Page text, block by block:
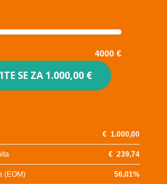
4000 €
SE ZA 1.000,00 €
€1.000,00
€239,74
(EOM) 56,01%